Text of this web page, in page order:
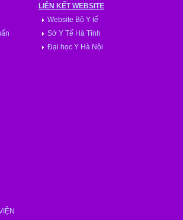
LIÊN KẾT WEBSITE
Website Bộ Y tế
Sở Y Tế Hà Tĩnh
Đại học Y Hà Nội